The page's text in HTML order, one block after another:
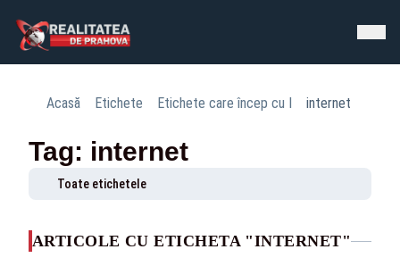
Acasă Etichete Etichete care încep cu I internet
Tag: internet
Toate etichetele
ARTICOLE CU ETICHETA "INTERNET"